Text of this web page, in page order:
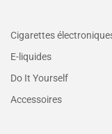
Cigarettes
E-liquides
Do It Yourself
Accessoires